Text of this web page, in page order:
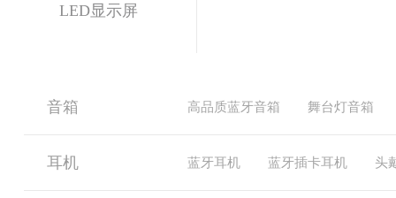
LED显示屏
音箱 高品质蓝牙音箱 舞台灯音箱
耳机 蓝牙耳机 蓝牙插卡耳机 头